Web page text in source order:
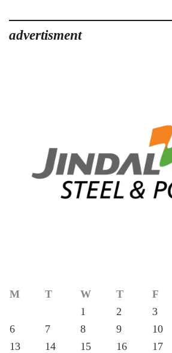
advertisment
M T W T F
1
2 3
6
7 8 9 10
13
14 15 16 17